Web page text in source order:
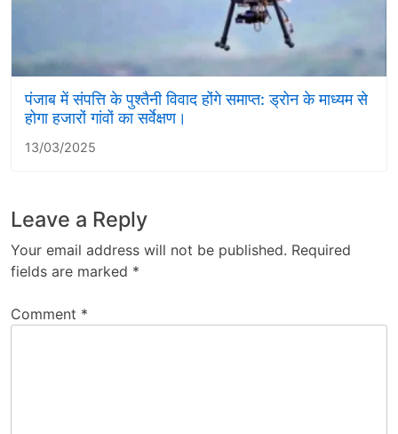
पंजाब में संपत्ति के पुश्तैनी विवाद होंगे समाप्त: ड्रोन के माध्यम से
होगा हजारों गांवों का सर्वेक्षण।
13/03/2025
Leave a Reply
Your email address will not be published. Required
fields are marked *
Comment *